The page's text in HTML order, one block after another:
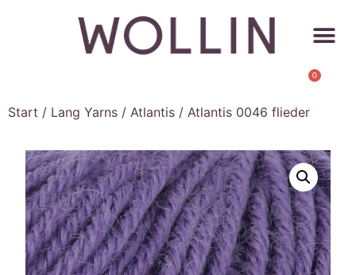
0
Start / Lang Yarns / Atlantis / Atlantis 0046 flieder